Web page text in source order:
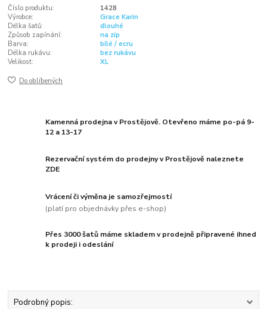
Číslo produktu:
1428
Výrobce:
Grace Karin
Délka šatů:
dlouhé
Způsob zapínání:
na zip
Barva:
bílé / ecru
Délka rukávu:
bez rukávu
Velikost:
XL
Do oblíbených
Kamenná prodejna v Prostějově. Otevřeno máme po-pá 9-
12 a 13-17
Rezervační systém do prodejny v Prostějově naleznete
ZDE
Vrácení či výměna je samozřejmostí
(platí pro objednávky přes e-shop)
Přes 3000 šatů máme skladem v prodejně připravené ihned
k prodeji i odeslání
Podrobný popis: